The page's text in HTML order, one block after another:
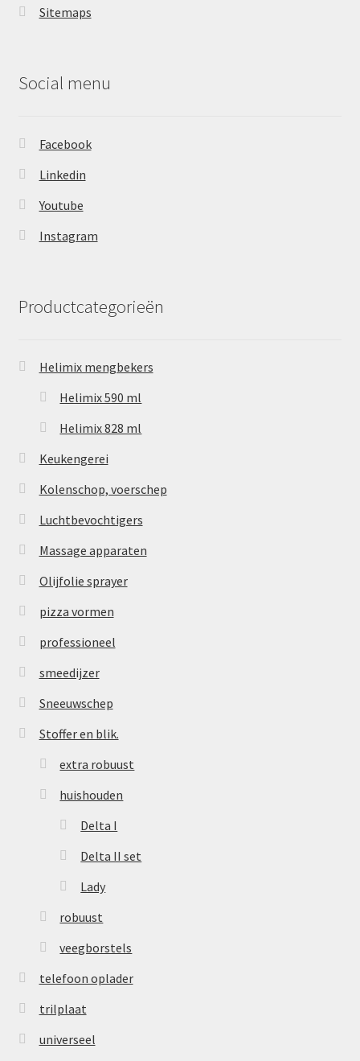
Sitemaps
Social menu
Facebook
Linkedin
Youtube
Instagram
Productcategorieën
Helimix mengbekers
Helimix 590 ml
Helimix 828 ml
Keukengerei
Kolenschop, voerschep
Luchtbevochtigers
Massage apparaten
Olijfolie sprayer
pizza vormen
professioneel
smeedijzer
Sneeuwschep
Stoffer en blik.
extra robuust
huishouden
Delta I
Delta II set
Lady
robuust
veegborstels
telefoon oplader
trilplaat
universeel